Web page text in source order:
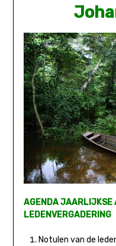
AGENDA JAARLIJKSE
LEDENVERGADERING
Notulen van de